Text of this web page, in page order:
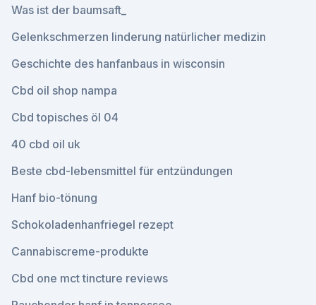
Was ist der baumsaft_
Gelenkschmerzen linderung natürlicher medizin
Geschichte des hanfanbaus in wisconsin
Cbd oil shop nampa
Cbd topisches öl 04
40 cbd oil uk
Beste cbd-lebensmittel für entzündungen
Hanf bio-tönung
Schokoladenhanfriegel rezept
Cannabiscreme-produkte
Cbd one mct tincture reviews